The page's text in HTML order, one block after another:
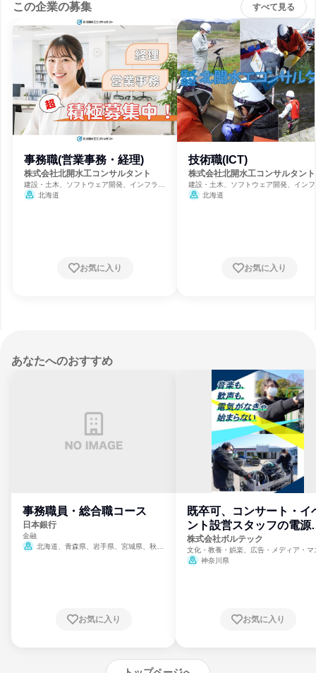
この企業の募集 すべて見る
事務職(営業事務・経理)
株式会社北開水工コンサルタント
建設・土木、ソフトウェア開発、インフラ・
鉱業 北海道
お気に入り
技術職(ICT)
株式会社北開水工コンサルタント
建設・土木、ソフトウェア開発、イン
鉱業 北海道
お気に入り
あなたへのおすすめ
事務職員・総合職コース
日本銀行
金融
北海道、青森県、岩手県、宮城県、秋田
崎県、熊本県、大分県、宮崎県、鹿児島県、
お気に入り
既卒可、コンサート・イ
ント設営スタッフの電源
門
株式会社ボルテック
文化・教養・娯楽、広告・メディア・マ
ミ、電力・ガス・水道・エネルギー
神奈川県
お気に入り